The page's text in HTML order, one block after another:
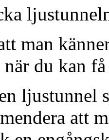
man
du kan
ljustunnel
att